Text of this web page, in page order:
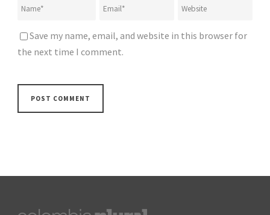
Save my name, email, and website in this browser for
the next time I comment.